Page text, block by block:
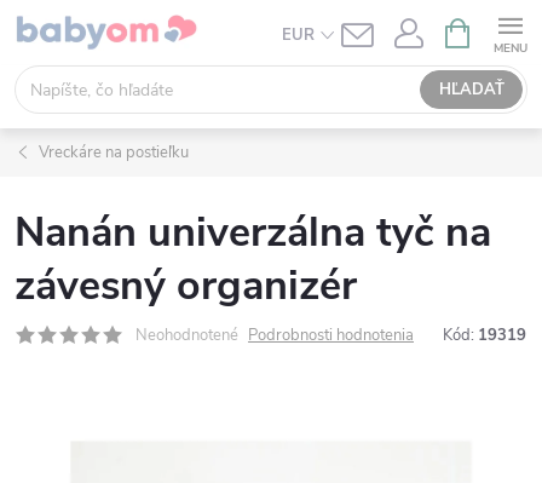
Prejsť
obsah
EUR
HĽADAŤ
KOŠÍK
Vreckáre na postieľku
Nanán univerzálna tyč na
závesný organizér
Neohodnotené Podrobnosti hodnotenia Kód: 19319